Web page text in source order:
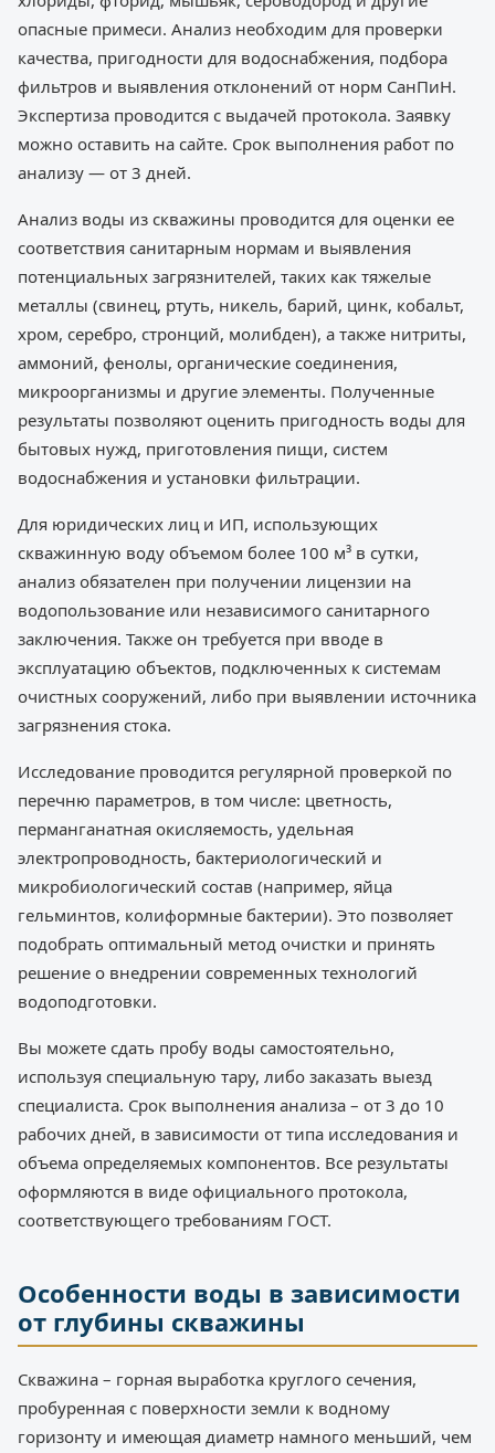
опасные примеси. Анализ необходим для проверки
качества, пригодности для водоснабжения, подбора
фильтров и выявления отклонений от норм СанПиН.
Экспертиза проводится с выдачей протокола. Заявку
можно оставить на сайте. Срок выполнения работ по
анализу — от 3 дней.
Анализ воды из скважины проводится для оценки ее
соответствия санитарным нормам и выявления
потенциальных загрязнителей, таких как тяжелые
металлы (свинец, ртуть, никель, барий, цинк, кобальт,
хром, серебро, стронций, молибден), а также нитриты,
аммоний, фенолы, органические соединения,
микроорганизмы и другие элементы. Полученные
результаты позволяют оценить пригодность воды для
бытовых нужд, приготовления пищи, систем
водоснабжения и установки фильтрации.
Для юридических лиц и ИП, использующих
скважинную воду объемом более 100 м³ в сутки,
анализ обязателен при получении лицензии на
водопользование или независимого санитарного
заключения. Также он требуется при вводе в
эксплуатацию объектов, подключенных к системам
очистных сооружений, либо при выявлении источника
загрязнения стока.
Исследование проводится регулярной проверкой по
перечню параметров, в том числе: цветность,
перманганатная окисляемость, удельная
электропроводность, бактериологический и
микробиологический состав (например, яйца
гельминтов, колиформные бактерии). Это позволяет
подобрать оптимальный метод очистки и принять
решение о внедрении современных технологий
водоподготовки.
Вы можете сдать пробу воды самостоятельно,
используя специальную тару, либо заказать выезд
специалиста. Срок выполнения анализа – от 3 до 10
рабочих дней, в зависимости от типа исследования и
объема определяемых компонентов. Все результаты
оформляются в виде официального протокола,
соответствующего требованиям ГОСТ.
Особенности воды в зависимости
от глубины скважины
Скважина – горная выработка круглого сечения,
пробуренная с поверхности земли к водному
горизонту и имеющая диаметр намного меньший, чем